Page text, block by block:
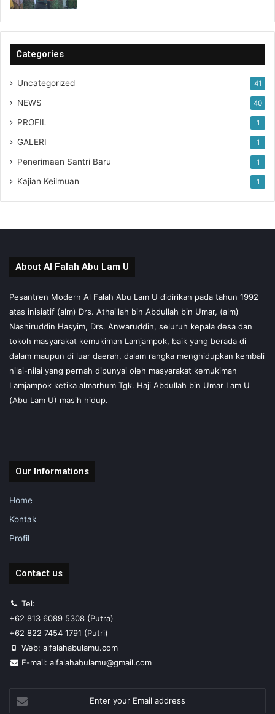
Categories
Uncategorized 41
NEWS 40
PROFIL 1
GALERI 1
Penerimaan Santri Baru 1
Kajian Keilmuan 1
About Al Falah Abu Lam U
Pesantren Modern Al Falah Abu Lam U didirikan pada tahun 1992
atas inisiatif (alm) Drs. Athaillah bin Abdullah bin Umar, (alm)
Nashiruddin Hasyim, Drs. Anwaruddin, seluruh kepala desa dan
tokoh masyarakat kemukiman Lamjampok, baik yang berada di
dalam maupun di luar daerah, dalam rangka menghidupkan kembali
nilai-nilai yang pernah dipunyai oleh masyarakat kemukiman
Lamjampok ketika almarhum Tgk. Haji Abdullah bin Umar Lam U
(Abu Lam U) masih hidup.
Our Informations
Home
Kontak
Profil
Contact us
Tel:
+62 813 6089 5308 (Putra)
+62 822 7454 1791 (Putri)
Web: alfalahabulamu.com
E-mail: alfalahabulamu@gmail.com
your